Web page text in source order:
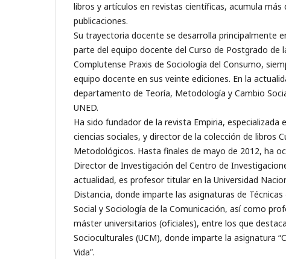
libros y artículos en revistas científicas, acumula más
publicaciones.
Su trayectoria docente se desarrolla principalmente
parte del equipo docente del Curso de Postgrado de
Complutense Praxis de Sociología del Consumo,
equipo docente en sus veinte ediciones. En la
departamento de Teoría, Metodología y Cambio
UNED.
Ha sido fundador de la revista Empiria, especializada
ciencias sociales, y director de la colección de libros
Metodológicos. Hasta finales de mayo de 2012, ha
Director de Investigación del Centro de
actualidad, es profesor titular en la Universidad
Distancia, donde imparte las asignaturas de
Social y Sociología de la Comunicación, así como
máster universitarios (oficiales), entre los que
Socioculturales (UCM), donde imparte la asignatura
Vida”.